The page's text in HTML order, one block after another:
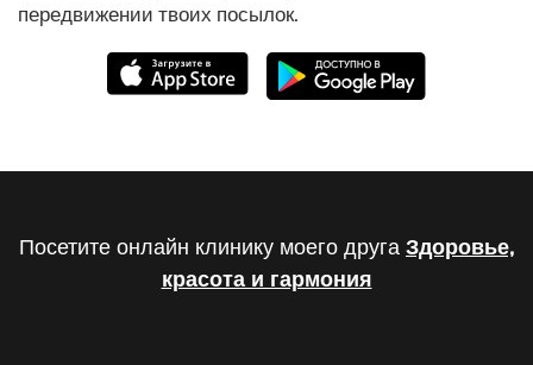
передвижении твоих посылок.
Посетите онлайн клинику моего друга Здоровье,
красота и гармония